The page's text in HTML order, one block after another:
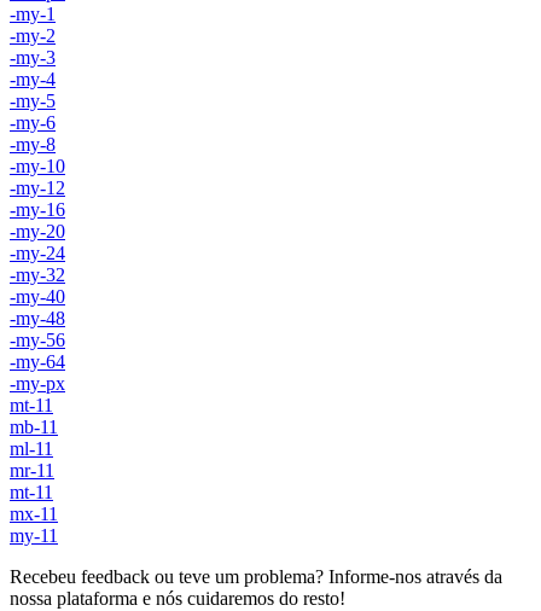
-my-1
-my-2
-my-3
-my-4
-my-5
-my-6
-my-8
-my-10
-my-12
-my-16
-my-20
-my-24
-my-32
-my-40
-my-48
-my-56
-my-64
-my-px
mt-11
mb-11
ml-11
mr-11
mt-11
mx-11
my-11
Recebeu feedback ou teve um problema? Informe-nos através da
nossa plataforma e nós cuidaremos do resto!